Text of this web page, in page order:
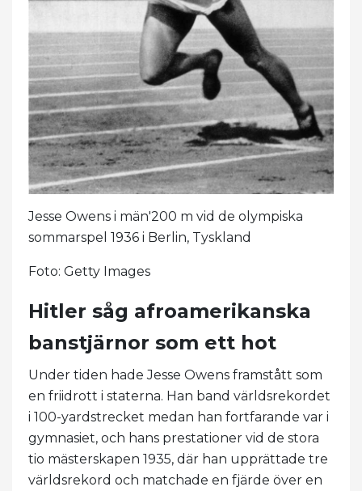
Jesse Owens i män'200 m vid de olympiska
sommarspel 1936 i Berlin, Tyskland
Foto: Getty Images
Hitler såg afroamerikanska
banstjärnor som ett hot
Under tiden hade Jesse Owens framstått som
en friidrott i staterna. Han band världsrekordet
i 100-yardstrecket medan han fortfarande var i
gymnasiet, och hans prestationer vid de stora
tio mästerskapen 1935, där han upprättade tre
världsrekord och matchade en fjärde över en